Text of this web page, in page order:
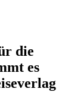
die
es